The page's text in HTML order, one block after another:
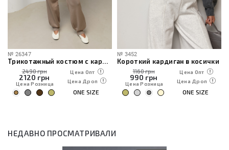
№ 26347
Трикотажный костюм с кардиганом, топом и брюками
2490 грн
2120 грн
Цена Розница
Цена Опт
Цена Дроп
ONE SIZE
№ 3452
Короткий кардиган в косички
1160 грн
990 грн
Цена Розница
Цена Опт
Цена Дроп
ONE SIZE
НЕДАВНО ПРОСМАТРИВАЛИ